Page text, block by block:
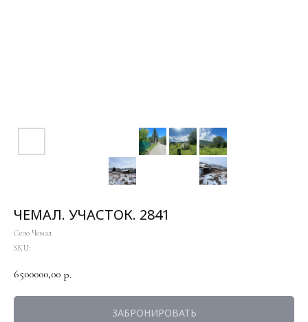
ЧЕМАЛ. УЧАСТОК. 2841
Село Чемал
SKU:
6500000,00 р.
ЗАБРОНИРОВАТЬ